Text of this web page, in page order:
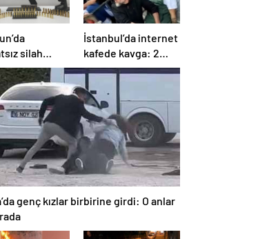
silah
1 kişi
İstanbul’da internet
kafede kavga: 2
yaralı
genç kızlar birbirine girdi: O anlar